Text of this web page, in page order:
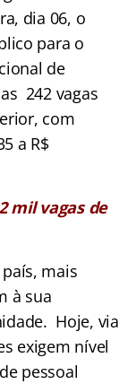
dia 06, o
para o
de
242 vagas
com
a R$
mil vagas de
mais
à sua
Hoje, via
exigem nível
pessoal